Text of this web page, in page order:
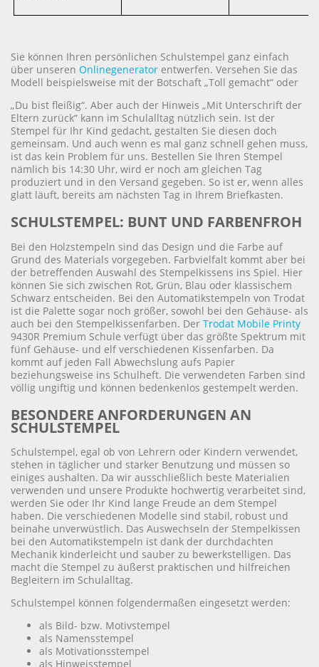
Sie können Ihren persönlichen Schulstempel ganz einfach
über unseren Onlinegenerator entwerfen. Versehen Sie das
Modell beispielsweise mit der Botschaft „Toll gemacht“ oder
„Du bist fleißig“. Aber auch der Hinweis „Mit Unterschrift der
Eltern zurück“ kann im Schulalltag nützlich sein. Ist der
Stempel für Ihr Kind gedacht, gestalten Sie diesen doch
gemeinsam. Und auch wenn es mal ganz schnell gehen muss,
ist das kein Problem für uns. Bestellen Sie Ihren Stempel
nämlich bis 14:30 Uhr, wird er noch am gleichen Tag
produziert und in den Versand gegeben. So ist er, wenn alles
glatt läuft, bereits am nächsten Tag in Ihrem Briefkasten.
SCHULSTEMPEL: BUNT UND FARBENFROH
Bei den Holzstempeln sind das Design und die Farbe auf
Grund des Materials vorgegeben. Farbvielfalt kommt aber bei
der betreffenden Auswahl des Stempelkissens ins Spiel. Hier
können Sie sich zwischen Rot, Grün, Blau oder klassischem
Schwarz entscheiden. Bei den Automatikstempeln von Trodat
ist die Palette sogar noch größer, sowohl bei den Gehäuse- als
auch bei den Stempelkissenfarben. Der Trodat Mobile Printy
9430R Premium Schule verfügt über das größte Spektrum mit
fünf Gehäuse- und elf verschiedenen Kissenfarben. Da
kommt auf jeden Fall Abwechslung aufs Papier
beziehungsweise ins Schulheft. Die verwendeten Farben sind
völlig ungiftig und können bedenkenlos gestempelt werden.
BESONDERE ANFORDERUNGEN AN
SCHULSTEMPEL
Schulstempel, egal ob von Lehrern oder Kindern verwendet,
stehen in täglicher und starker Benutzung und müssen so
einiges aushalten. Da wir ausschließlich beste Materialien
verwenden und unsere Produkte hochwertig verarbeitet sind,
werden Sie oder Ihr Kind lange Freude an dem Stempel
haben. Die verschiedenen Modelle sind stabil, robust und
beinahe unverwüstlich. Das Auswechseln der Stempelkissen
bei den Automatikstempeln ist dank der durchdachten
Mechanik kinderleicht und sauber zu bewerkstelligen. Das
macht die Stempel zu äußerst praktischen und hilfreichen
Begleitern im Schulalltag.
Schulstempel können folgendermaßen eingesetzt werden:
als Bild- bzw. Motivstempel
als Namensstempel
als Motivationsstempel
als Hinweisstempel